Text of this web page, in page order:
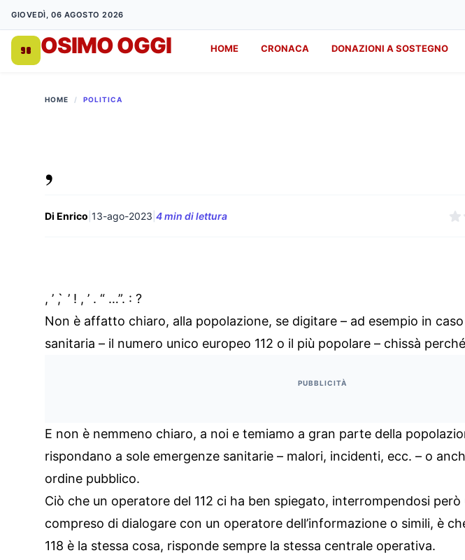
GIOVEDÌ, 06 AGOSTO 2026
OSIMO OGGI HOME CRONACA DONAZIONI A SOSTEGNO
HOME / POLITICA
,
Di Enrico 13-ago-2023 4 min di lettura
, ’ , ̀ ’ ! , ’ . “ …”. : ?
Non è affatto chiaro, alla popolazione, se digitare – ad esempio in
sanitaria – il numero unico europeo 112 o il più popolare – chissà perché
PUBBLICITÀ
E non è nemmeno chiaro, a noi e temiamo a gran parte della
rispondano a sole emergenze sanitarie – malori, incidenti, ecc. – o
ordine pubblico.
Ciò che un operatore del 112 ci ha ben spiegato, interrompendosi
compreso di dialogare con un operatore dell’informazione o simili, è
118 è la stessa cosa, risponde sempre la stessa centrale operativa.